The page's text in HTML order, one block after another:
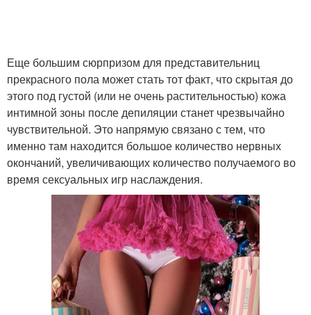
Еще большим сюрпризом для представительниц
прекрасного пола может стать тот факт, что скрытая до
этого под густой (или не очень растительностью) кожа
интимной зоны после депиляции станет чрезвычайно
чувствительной. Это напрямую связано с тем, что
именно там находится большое количество нервных
окончаний, увеличивающих количество получаемого во
время сексуальных игр наслаждения.